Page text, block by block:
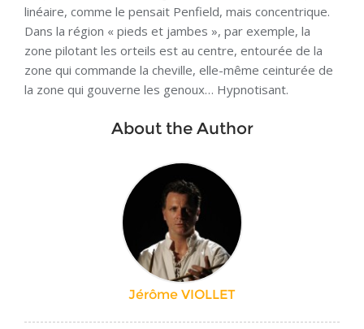
linéaire, comme le pensait Penfield, mais concentrique.
Dans la région « pieds et jambes », par exemple, la
zone pilotant les orteils est au centre, entourée de la
zone qui commande la cheville, elle-même ceinturée de
la zone qui gouverne les genoux… Hypnotisant.
About the Author
Jérôme VIOLLET